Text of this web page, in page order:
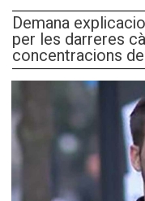
Demana
per les darreres
concentracions